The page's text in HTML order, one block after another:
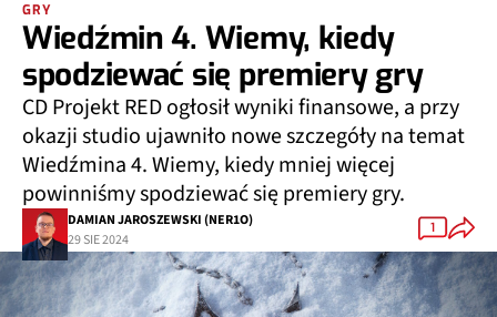
GRY
Wiedźmin 4. Wiemy, kiedy
spodziewać się premiery gry
CD Projekt RED ogłosił wyniki finansowe, a przy
okazji studio ujawniło nowe szczegóły na temat
Wiedźmina 4. Wiemy, kiedy mniej więcej
powinniśmy spodziewać się premiery gry.
DAMIAN JAROSZEWSKI (NER1O)
29 SIE 2024
1